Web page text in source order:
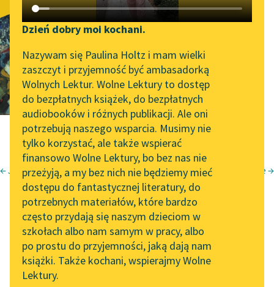
Katalog DAISY
Podkasty o książkach
Zgłoś brak utworu
Aktualności
Zapraszamy na spotkanie
online z tłumaczkami
literatury skandynawskiej
Spotkanie z Katarzyną
Tunkiel w Oslo
Wolne Lektury na 32.
Pol’and’Rock Festivalu
„Kochanek Lady
Chatterley” do słuchania
na Wolnych Lekturach
Nowy audiobook –
„Marzenie o Oriencie”
Narzędzia
Mapa Wolnych Lektur
Leśmianator
Przewodnik dla piszących i
czytających
API
OAI-PMH
Widget Wolnych Lektur
Przypisy
Dzień dobry moi kochani.
Nazywam się Paulina Holtz i mam wielki
zaszczyt i przyjemność być ambasadorką
Wolnych Lektur. Wolne Lektury to dostęp
do bezpłatnych książek, do bezpłatnych
audiobooków i różnych publikacji. Ale oni
potrzebują naszego wsparcia. Musimy nie
tylko korzystać, ale także wspierać
finansowo Wolne Lektury, bo bez nas nie
przeżyją, a my bez nich nie będziemy mieć
dostępu do fantastycznej literatury, do
potrzebnych materiałów, które bardzo
często przydają się naszym dzieciom w
szkołach albo nam samym w pracy, albo
po prostu do przyjemności, jaką dają nam
książki. Także kochani, wspierajmy Wolne
Lektury.
Pod dworcem głównym w Warszawie →
← Jabłko życia Józef Czechowicz
nuta człowiecza
rymy pobożne